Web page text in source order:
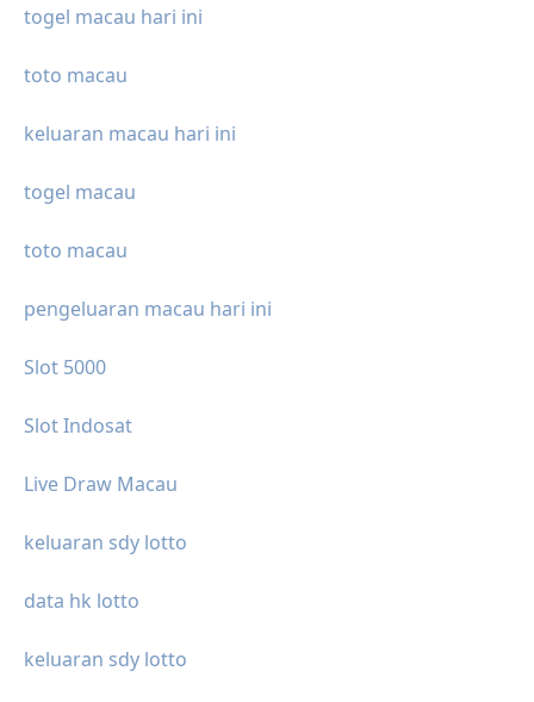
togel macau hari ini
toto macau
keluaran macau hari ini
togel macau
toto macau
pengeluaran macau hari ini
Slot 5000
Slot Indosat
Live Draw Macau
keluaran sdy lotto
data hk lotto
keluaran sdy lotto